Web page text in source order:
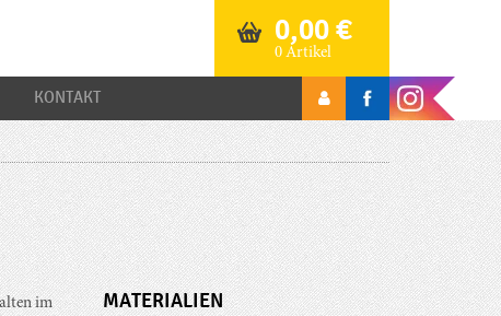
0,00€
0 Artikel
KONTAKT
im
MATERIALIEN